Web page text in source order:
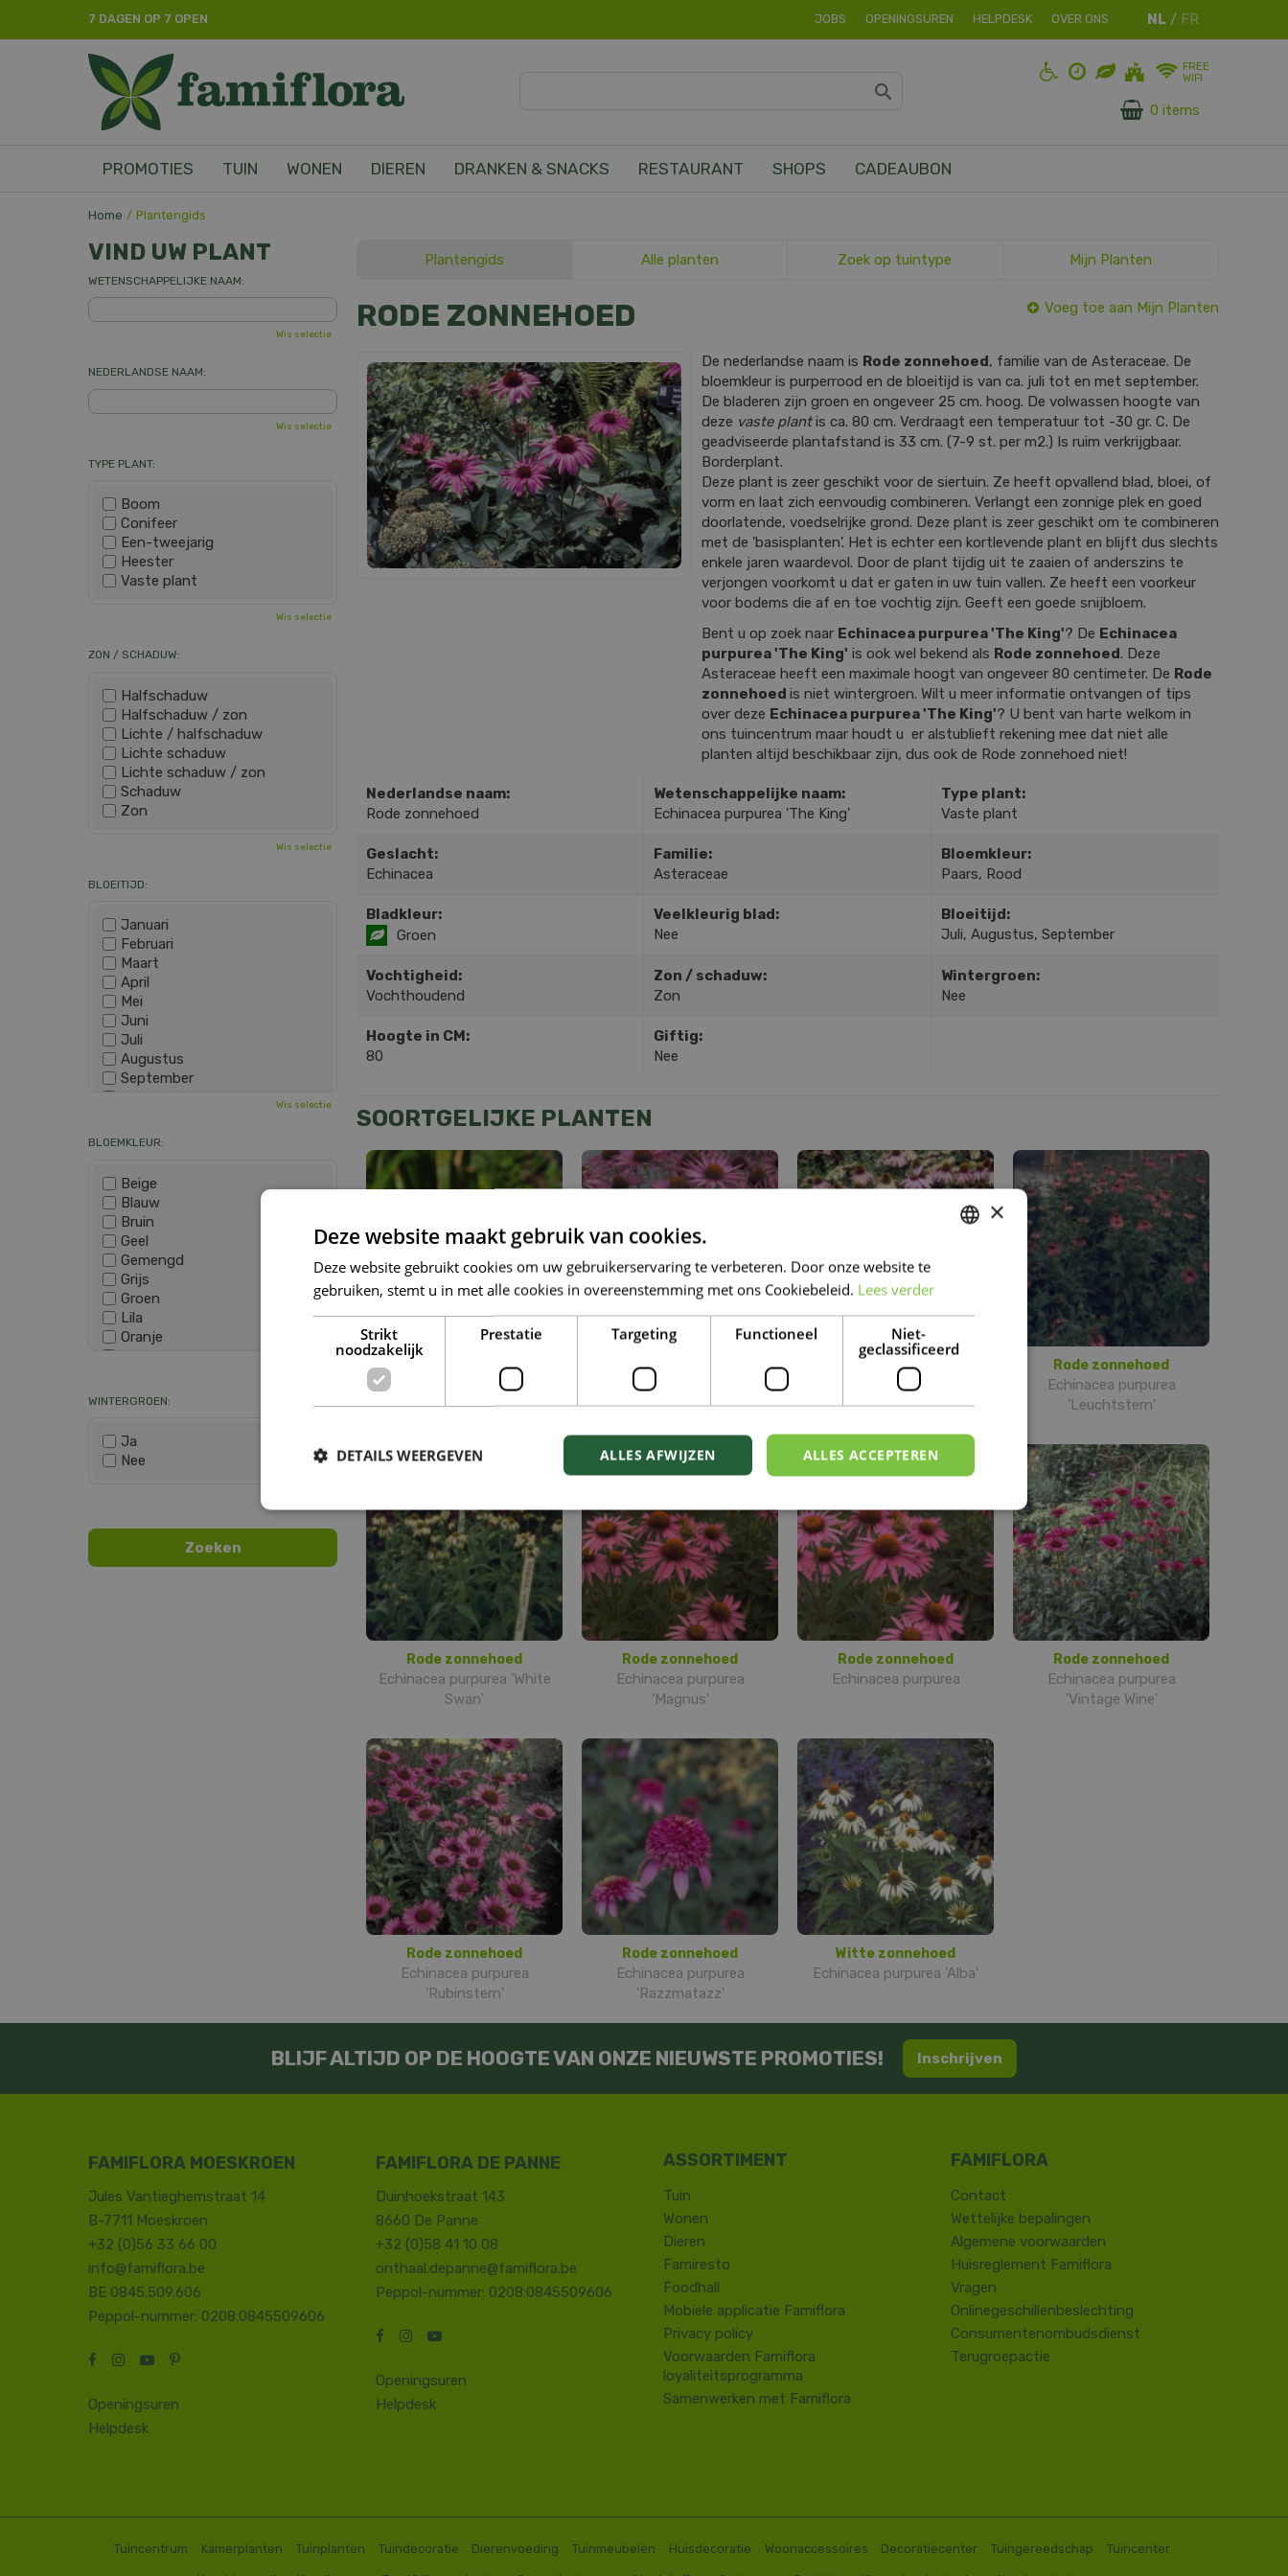
Home Plantengids
7 DAGEN OP 7 OPEN JOBS OPENINGSUREN HELPDESK OVER ONS
FREE
WIFI
0 items
PROMOTIES TUIN WONEN DIEREN DRANKEN & SNACKS RESTAURANT SHOPS CADEAUBON
Plantengids Alle planten Zoek op tuintype Mijn Planten
RODE ZONNEHOED Voeg toe aan Mijn Planten
De nederlandse naam is Rode zonnehoed, familie van de Asteraceae. De
bloemkleur is purperrood en de bloeitijd is van ca. juli tot en met september.
De bladeren zijn groen en ongeveer 25 cm. hoog. De volwassen hoogte van
deze vaste plantis ca. 80 cm. Verdraagt een temperatuur tot -30 gr. C. De
geadviseerde plantafstand is 33 cm. (7-9 st. per m2.) Is ruim verkrijgbaar.
Borderplant.
Deze plant is zeer geschikt voor de siertuin. Ze heeft opvallend blad, bloei, of
vorm en laat zich eenvoudig combineren. Verlangt een zonnige plek en goed
doorlatende, voedselrijke grond. Deze plant is zeer geschikt om te combineren
met de 'basisplanten'. Het is echter een kortlevende plant en blijft dus slechts
enkele jaren waardevol. Door de plant tijdig uit te zaaien of anderszins te
verjongen voorkomt u dat er gaten in uw tuin vallen. Ze heeft een voorkeur
voor bodems die af en toe vochtig zijn. Geeft een goede snijbloem.
Bent u op zoek naar Echinacea purpurea 'The King'? De Echinacea
purpurea 'The King' is ook wel bekend als Rode zonnehoed. Deze
Asteraceae heeft een maximale hoogt van ongeveer 80 centimeter. De Rode
zonnehoed is niet wintergroen. Wilt u meer informatie ontvangen of tips
over deze Echinacea purpurea 'The King'? U bent van harte welkom in
ons tuincentrum maar houdt u er alstublieft rekening mee dat niet alle
planten altijd beschikbaar zijn, dus ook de Rode zonnehoed niet!
Nederlandse naam:
Rode zonnehoed
Wetenschappelijke naam:
Echinacea purpurea 'The King'
Type plant:
Vaste plant
Geslacht:
Echinacea
Familie:
Asteraceae
Bloemkleur:
Paars, Rood
Bladkleur:
Groen
Veelkleurig blad:
Nee
Bloeitijd:
Juli, Augustus, September
Vochtigheid:
Vochthoudend
Zon / schaduw:
Zon
Wintergroen:
Nee
Hoogte in CM:
80
Giftig:
Nee
SOORTGELIJKE PLANTEN
Egelzonnehoed
Echinacea pallida
Rode zonnehoed
Echinacea purpurea
'Maxima'
Rode zonnehoed
Echinacea purpurea 'Kim's
Knee High'
Rode zonnehoed
Echinacea purpurea
'Leuchtstern'
Rode zonnehoed
Echinacea purpurea 'White
Swan'
Rode zonnehoed
Echinacea purpurea
'Magnus'
Rode zonnehoed
Echinacea purpurea
Rode zonnehoed
Echinacea purpurea
'Vintage Wine'
Rode zonnehoed
Echinacea purpurea
'Rubinstern'
Rode zonnehoed
Echinacea purpurea
'Razzmatazz'
Witte zonnehoed
Echinacea purpurea 'Alba'
VIND UW PLANT
WETENSCHAPPELIJKE NAAM:
Wis selectie
NEDERLANDSE NAAM:
Wis selectie
TYPE PLANT:
Boom
Conifeer
Een-tweejarig
Heester
Vaste plant
Wis selectie
ZON / SCHADUW:
Halfschaduw
Halfschaduw / zon
Lichte / halfschaduw
Lichte schaduw
Lichte schaduw / zon
Schaduw
Zon
Wis selectie
BLOEITIJD:
Januari
Februari
Maart
April
Mei
Juni
Juli
Augustus
September
December
Wis selectie
BLOEMKLEUR:
Beige
Blauw
Bruin
Geel
Gemengd
Grijs
Groen
Lila
Oranje
Roze
Zwart
WINTERGROEN:
Ja
Nee
BLIJF ALTIJD OP DE HOOGTE VAN ONZE NIEUWSTE PROMOTIES! Inschrijven
FAMIFLORA MOESKROEN
Jules Vantieghemstraat 14
B-7711 Moeskroen
+32 (0)56 33 66 00
info@famiflora.be
BE 0845.509.606
Peppol-nummer: 0208:0845509606
Openingsuren
Helpdesk
FAMIFLORA DE PANNE
Duinhoekstraat 143
8660 De Panne
+32 (0)58 41 10 08
onthaal.depanne@famiflora.be
Peppol-nummer: 0208:0845509606
Openingsuren
Helpdesk
Tuin
Wonen
Dieren
Famiresto
Foodhall
Mobiele applicatie Famiflora
Privacy policy
Voorwaarden Famiflora
loyaliteitsprogramma
Samenwerken met Famiflora
Contact
​Wettelijke bepalingen
Algemene voorwaarden
Huisreglement Famiflora
Vragen
Onlinegeschillenbeslechting
Consumentenombudsdienst
Terugroepactie
Tuincentrum Kamerplanten Tuinplanten Tuindecoratie Dierenvoeding Tuinmeubelen Huisdecoratie Woonaccessoires Decoratiecenter Tuingereedschap Tuincenter
×
Deze website maakt gebruik van cookies.
Deze website gebruikt cookies om uw gebruikerservaring te verbeteren. Door onze website te
gebruiken, stemt u in met alle cookies in overeenstemming met ons Cookiebeleid. Lees verder
Strikt
noodzakelijk
Prestatie Targeting Functioneel
Niet-
geclassificeerd
ALLES ACCEPTEREN
ALLES AFWIJZEN
DETAILS WEERGEVEN